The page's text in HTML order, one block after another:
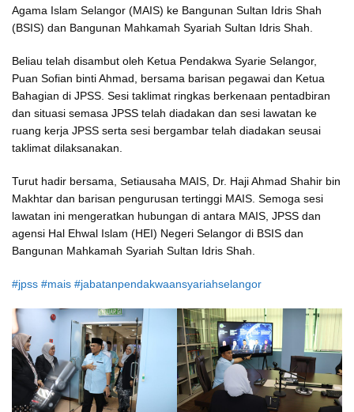
Agama Islam Selangor (MAIS) ke Bangunan Sultan Idris Shah
(BSIS) dan Bangunan Mahkamah Syariah Sultan Idris Shah.
Beliau telah disambut oleh Ketua Pendakwa Syarie Selangor,
Puan Sofian binti Ahmad, bersama barisan pegawai dan Ketua
Bahagian di JPSS. Sesi taklimat ringkas berkenaan pentadbiran
dan situasi semasa JPSS telah diadakan dan sesi lawatan ke
ruang kerja JPSS serta sesi bergambar telah diadakan seusai
taklimat dilaksanakan.
Turut hadir bersama, Setiausaha MAIS, Dr. Haji Ahmad Shahir bin
Makhtar dan barisan pengurusan tertinggi MAIS. Semoga sesi
lawatan ini mengeratkan hubungan di antara MAIS, JPSS dan
agensi Hal Ehwal Islam (HEI) Negeri Selangor di BSIS dan
Bangunan Mahkamah Syariah Sultan Idris Shah.
#jpss #mais #jabatanpendakwaansyariahselangor